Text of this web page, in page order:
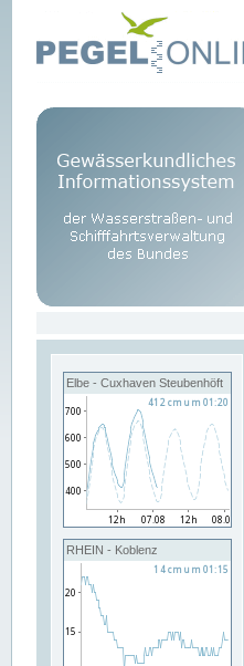
Elbe - Cuxhaven Steubenhöft
RHEIN - Koblenz